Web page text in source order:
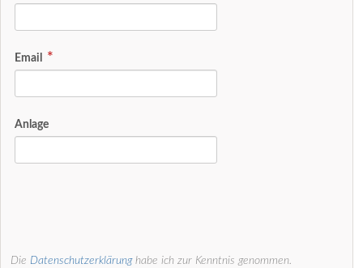
Email
Anlage
Die Datenschutzerklärunghabe ich zur Kenntnis genommen.